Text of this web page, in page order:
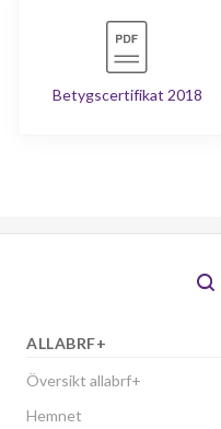
Betygscertifikat 2018
ALLABRF+
Översikt allabrf+
Hemnet